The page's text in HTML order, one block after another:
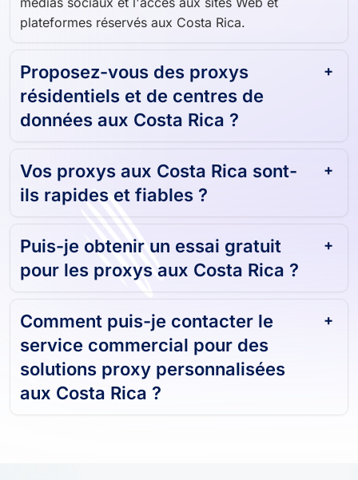
des publicités, les robots sneaker, la gestion des
médias sociaux et l'accès aux sites Web et
Proposez-vous des proxys
résidentiels et de centres de
Vos proxys aux Costa Rica sont-
ils rapides et fiables ?
Puis-je obtenir un essai gratuit
pour les proxys aux Costa Rica ?
Comment puis-je contacter le
service commercial pour des
solutions proxy personnalisées